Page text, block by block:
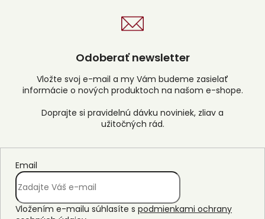
Odoberať newsletter
Vložte svoj e-mail a my Vám budeme zasielať
informácie o nových produktoch na našom e-shope.
Email
Vložením e-mailu súhlasíte s podmienkami ochrany